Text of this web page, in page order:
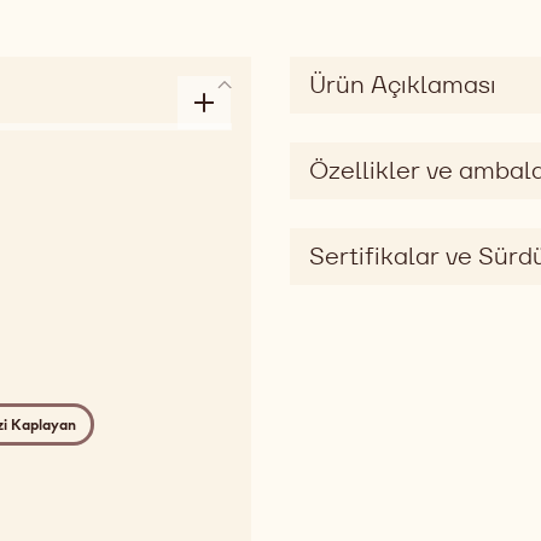
Kaplayan
Ürün Açıklaması
Özellikler ve
Sertifikalar ve